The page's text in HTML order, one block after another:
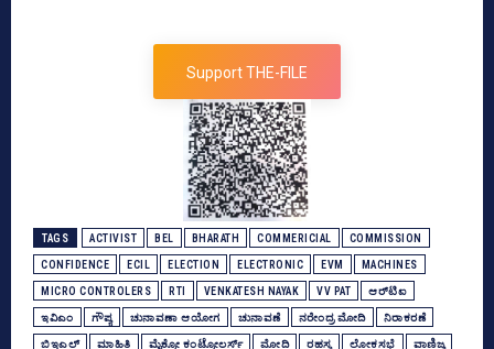
Support THE-FILE
TAGS ACTIVIST BEL BHARATH COMMERICIAL COMMISSION
CONFIDENCE ECIL ELECTION ELECTRONIC EVM MACHINES
MICRO CONTROLERS RTI VENKATESH NAYAK VV PAT ಆರ್‌ಟಿಐ
ಇವಿಎಂ ಗೌಪ್ಯ ಚುನಾವಣಾ ಆಯೋಗ ಚುನಾವಣೆ ನರೇಂದ್ರ ಮೋದಿ ನಿರಾಕರಣೆ
ಬಿಇಎಲ್‌ ಮಾಹಿತಿ ಮೈಕ್ರೋ ಕಂಟ್ರೋಲರ್ಸ್‌ ಮೋದಿ ರಹಸ್ಯ ಲೋಕಸಭೆ ವಾಣಿಜ್ಯ